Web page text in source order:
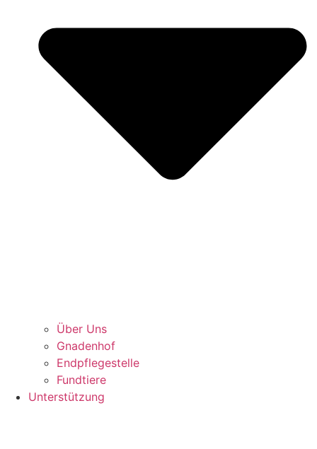
Über Uns
Gnadenhof
Endpflegestelle
Fundtiere
Unterstützung